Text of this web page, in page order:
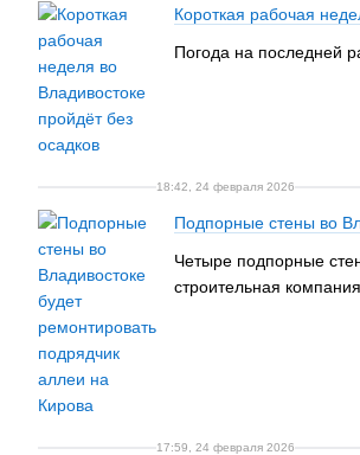
Короткая рабочая
Погода на последней
18:42, 24 февраля 2026
Подпорные стены во
Четыре подпорные
строительная
17:59, 24 февраля 2026